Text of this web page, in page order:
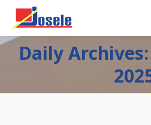
Daily